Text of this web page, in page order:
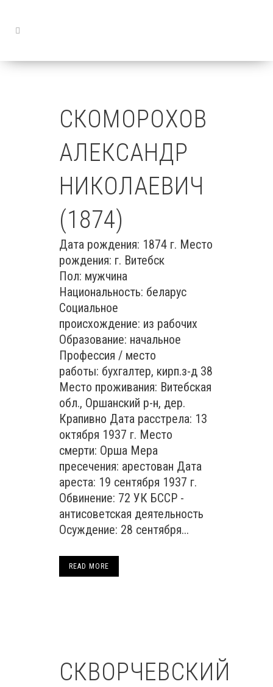
СКОМОРОХОВ
АЛЕКСАНДР
НИКОЛАЕВИЧ
(1874)
Дата рождения: 1874 г. Место
рождения: г. Витебск
Пол: мужчина
Национальность: беларус
Социальное
происхождение: из рабочих
Образование: начальное
Профессия / место
работы: бухгалтер, кирп.з-д 38
Место проживания: Витебская
обл., Оршанский р-н, дер.
Крапивно Дата расстрела: 13
октября 1937 г. Место
смерти: Орша Мера
пресечения: арестован Дата
ареста: 19 сентября 1937 г.
Обвинение: 72 УК БССР -
антисоветская деятельность
Осуждение: 28 сентября...
READ MORE
СКВОРЧЕВСКИЙ